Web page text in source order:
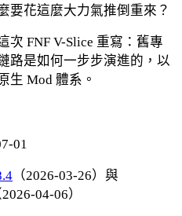
要花這麼大力氣推倒重來？
次 FNF V-Slice 重寫：舊專
路是如何一步步演進的，以
生 Mod 體系。
01
（2026-03-26）與
2026-04-06）